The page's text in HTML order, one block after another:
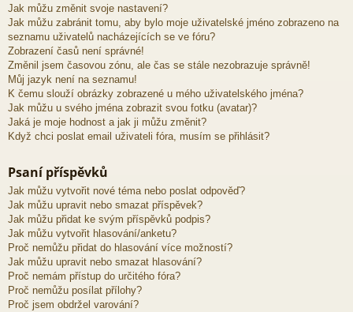
Jak můžu změnit svoje nastavení?
Jak můžu zabránit tomu, aby bylo moje uživatelské jméno zobrazeno na
seznamu uživatelů nacházejících se ve fóru?
Zobrazení časů není správné!
Změnil jsem časovou zónu, ale čas se stále nezobrazuje správně!
Můj jazyk není na seznamu!
K čemu slouží obrázky zobrazené u mého uživatelského jména?
Jak můžu u svého jména zobrazit svou fotku (avatar)?
Jaká je moje hodnost a jak ji můžu změnit?
Když chci poslat email uživateli fóra, musím se přihlásit?
Psaní příspěvků
Jak můžu vytvořit nové téma nebo poslat odpověď?
Jak můžu upravit nebo smazat příspěvek?
Jak můžu přidat ke svým příspěvků podpis?
Jak můžu vytvořit hlasování/anketu?
Proč nemůžu přidat do hlasování více možností?
Jak můžu upravit nebo smazat hlasování?
Proč nemám přístup do určitého fóra?
Proč nemůžu posílat přílohy?
Proč jsem obdržel varování?